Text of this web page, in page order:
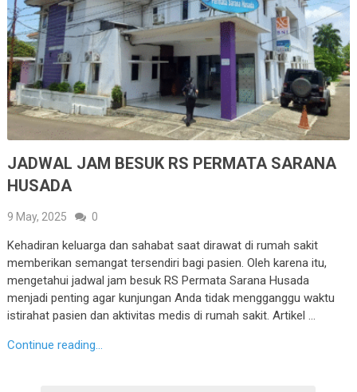
JADWAL JAM BESUK RS PERMATA SARANA
HUSADA
9 May, 2025 0
Kehadiran keluarga dan sahabat saat dirawat di rumah sakit
memberikan semangat tersendiri bagi pasien. Oleh karena itu,
mengetahui jadwal jam besuk RS Permata Sarana Husada
menjadi penting agar kunjungan Anda tidak mengganggu waktu
istirahat pasien dan aktivitas medis di rumah sakit. Artikel …
Continue reading...